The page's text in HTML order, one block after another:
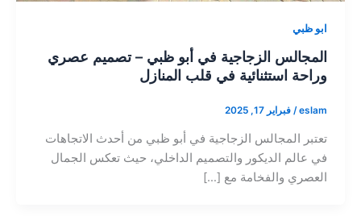
ابو ظبي
المجالس الزجاجية في أبو ظبي – تصميم عصري
وراحة استثنائية في قلب المنازل
eslam
/ فبراير 17, 2025
تعتبر المجالس الزجاجية في أبو ظبي من أحدث الاتجاهات
في عالم الديكور والتصميم الداخلي، حيث تعكس الجمال
العصري والفخامة مع […]